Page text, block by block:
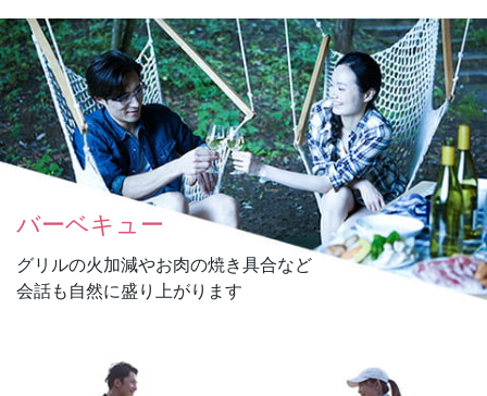
バーベキュー
グリルの火加減やお肉の焼き具合など
会話も自然に盛り上がります